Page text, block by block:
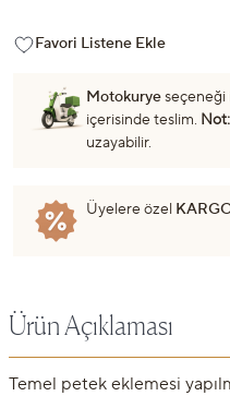
Favori Listene Ekle
Motokuryeseçeneği
içerisinde teslim. Not:
uzayabilir.
Üyelere özel
Ürün Açıklaması
Temel petek eklemesi